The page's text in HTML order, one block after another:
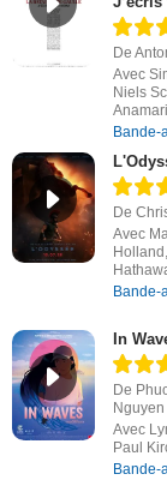
De
Avec
Niels
Bande-
De
Avec
Bande-
In
De
Nguyen
Avec
Paul
Bande-